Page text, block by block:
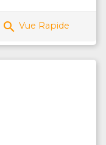
 Vue Rapide